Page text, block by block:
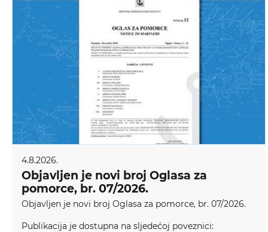
4.8.2026.
Objavljen je novi broj Oglasa za
pomorce, br. 07/2026.
Objavljen je novi broj Oglasa za pomorce, br. 07/2026.
Publikacija je dostupna na sljedećoj poveznici: